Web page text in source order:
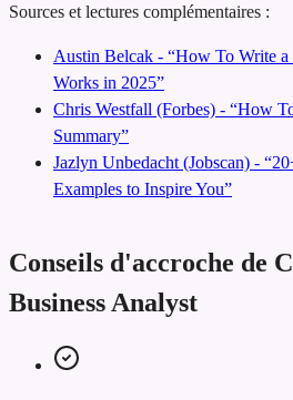
Sources et lectures complémentaires :
Austin Belcak - “How To Write a
Works in 2025”
Chris Westfall (Forbes) - “How
Summary”
Jazlyn Unbedacht (Jobscan) -
Examples to Inspire You”
Conseils d'accroche de
Business Analyst